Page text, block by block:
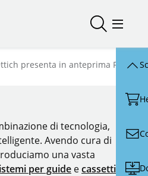
Aprire/Menu
presenta in anteprima
di tecnologia,
Avendo cura di
una vasta
per guide ecassetti